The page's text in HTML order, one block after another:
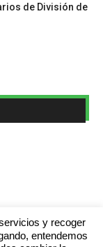
de División de
y recoger
entendemos